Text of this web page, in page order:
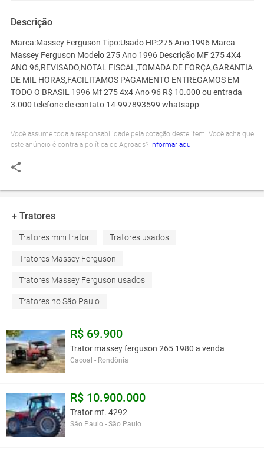
Descrição
Marca:Massey Ferguson Tipo:Usado HP:275 Ano:1996 Marca
Massey Ferguson Modelo 275 Ano 1996 Descrição MF 275 4X4
ANO 96,REVISADO,NOTAL FISCAL,TOMADA DE FORÇA,GARANTIA
DE MIL HORAS,FACILITAMOS PAGAMENTO ENTREGAMOS EM
TODO O BRASIL 1996 Mf 275 4x4 Ano 96 R$ 10.000 ou entrada
3.000 telefone de contato 14-997893599 whatsapp
Você assume toda a responsabilidade pela cotação deste item. Você acha que
este anúncio é contra a política de Agroads? Informar aqui
+ Tratores
Tratores mini trator Tratores usados
Tratores Massey Ferguson
Tratores Massey Ferguson usados
Tratores no São Paulo
R$ 69.900
Trator massey ferguson 265 1980 a venda
Cacoal - Rondônia
R$ 10.900.000
Trator mf. 4292
São Paulo - São Paulo